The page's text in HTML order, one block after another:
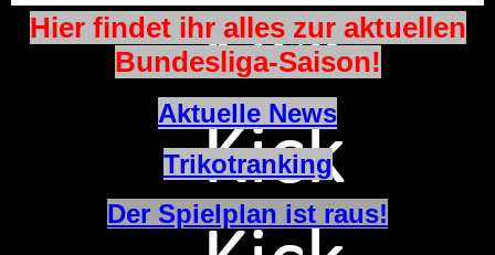
Hier findet ihr alles zur aktuellen
Bundesliga-Saison!
Aktuelle News
Trikotranking
Der Spielplan ist raus!